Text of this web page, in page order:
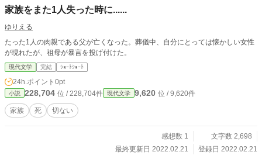
家族をまた1人失った時に......
ゆりえる
たった1人の肉親である父が亡くなった。葬儀中、自分にとっては懐かしい女性
が現れたが、祖母が暴言を投げ付けた。
現代文学 完結 ｼｮｰﾄｼｮｰﾄ
24h.ポイント 0pt
小説 228,704 位 / 228,704件 現代文学 9,620 位 / 9,620件
家族 死 切ない
感想数 1
文字数 2,698
最終更新日 2022.02.21
登録日 2022.02.21